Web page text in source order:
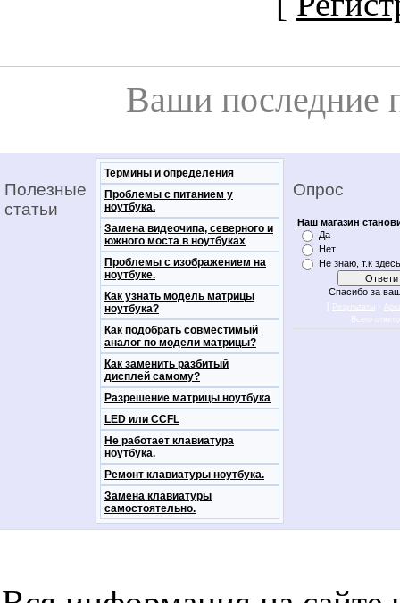
Ваши последние
Полезные
статьи
Термины и определения
Проблемы с питанием у
ноутбука.
Замена видеочипа, северного и
южного моста в ноутбуках
Проблемы с изображением на
ноутбуке.
Как узнать модель матрицы
ноутбука?
Как подобрать совместимый
аналог по модели матрицы?
Как заменить разбитый
дисплей самому?
Разрешение матрицы ноутбука
LED или CCFL
Не работает клавиатура
ноутбука.
Ремонт клавиатуры ноутбука.
Замена клавиатуры
самостоятельно.
Опрос
Наш магазин
Да
Нет
Не знаю, т.к
Спасибо за